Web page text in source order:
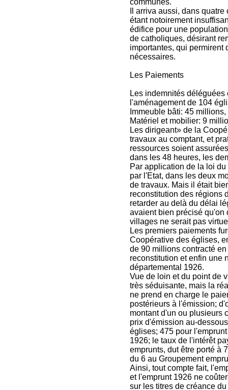
communes.
Il arriva aussi, dans
étant notoirement
édifice pour une
de catholiques, désirant
importantes, qui permirent
nécessaires.
Les Paiements
Les indemnités
l'aménagement de 104
Immeuble bâti: 45
Matériel et mobilier: 9
Les dirigeant» de la
travaux au comptant, et
ressources soient
dans les 48 heures, les
Par application de la loi
par l'Etat, dans les deux
de travaux. Mais il était
reconstitution des régions
retarder au delà du délai
avaient bien précisé qu'on
villages ne serait pas
Les premiers paiements
Coopérative des églises,
de 90 millions contracté
reconstitution et enfin une
départemental 1926.
Vue de loin et du point de
très séduisante, mais la
ne prend en charge le
postérieurs à l'émission;
montant d'un ou plusieurs
prix d'émission au-
églises; 475 pour
1926; le taux de l'intérêt
emprunts, dut être porté à
du 6 au Groupement
Ainsi, tout compte fait,
et l'emprunt 1926 ne
sur les titres de créance